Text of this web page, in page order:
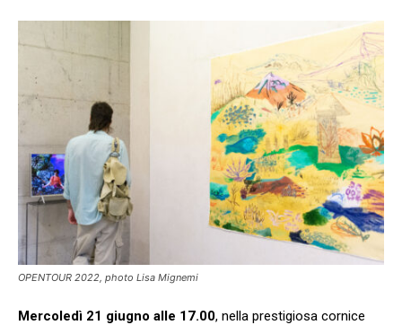
OPENTOUR 2022, photo Lisa Mignemi
Mercoledì 21 giugno alle 17.00, nella prestigiosa cornice